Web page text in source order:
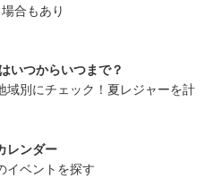
合もあり
いつからいつまで？
域別にチェック！夏レジャーを計
レンダー
イベントを探す